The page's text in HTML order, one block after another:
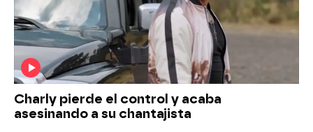
Charly pierde el control y acaba
asesinando a su chantajista